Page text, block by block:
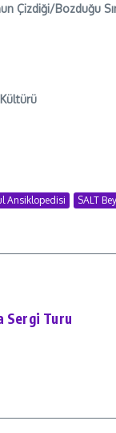
Çizdiği/Bozduğu
Ansiklopedisi SALT
Sergi Turu